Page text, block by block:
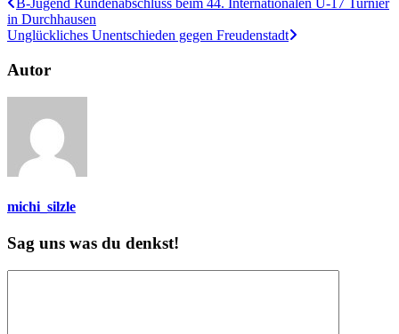
B-Jugend Rundenabschluss beim 44. Internationalen U-17 Turnier
in Durchhausen
Unglückliches Unentschieden gegen Freudenstadt
Autor
michi_silzle
Sag uns was du denkst!